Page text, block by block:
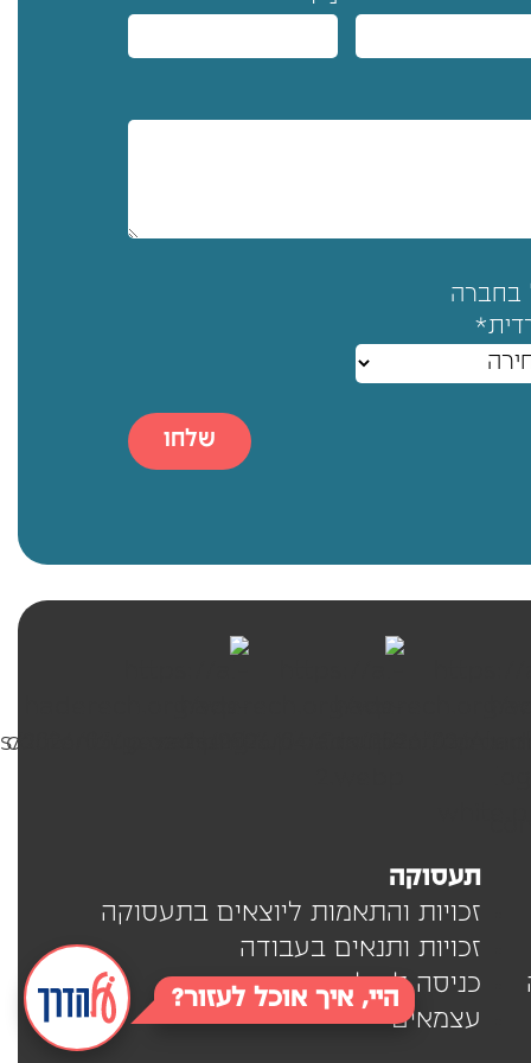
היי, איך אוכל לעזור?
בחברה
תעסוקה
זכויות והתאמות ליוצאים בתעסוקה
זכויות ותנאים בעבודה
כניסה לעולם העבודה
עצמאים